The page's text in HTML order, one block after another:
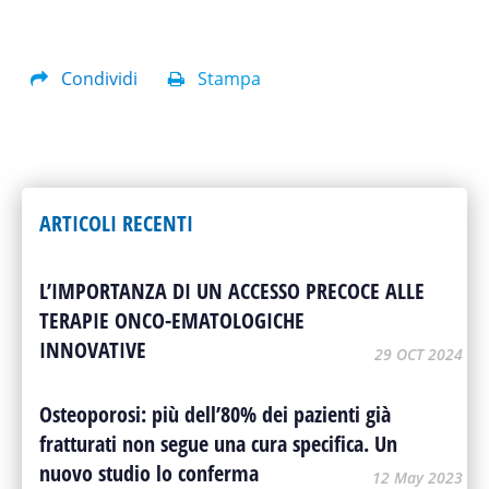
Condividi Stampa
ARTICOLI RECENTI
L’IMPORTANZA DI UN ACCESSO PRECOCE ALLE
TERAPIE ONCO-EMATOLOGICHE
INNOVATIVE
29 OCT 2024
Osteoporosi: più dell’80% dei pazienti già
fratturati non segue una cura specifica. Un
nuovo studio lo conferma
12 May 2023